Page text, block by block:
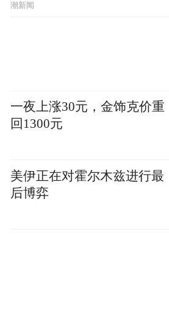
潮新闻
一夜上涨30元，金饰克价重
回1300元
美伊正在对霍尔木兹进行最
后博弈